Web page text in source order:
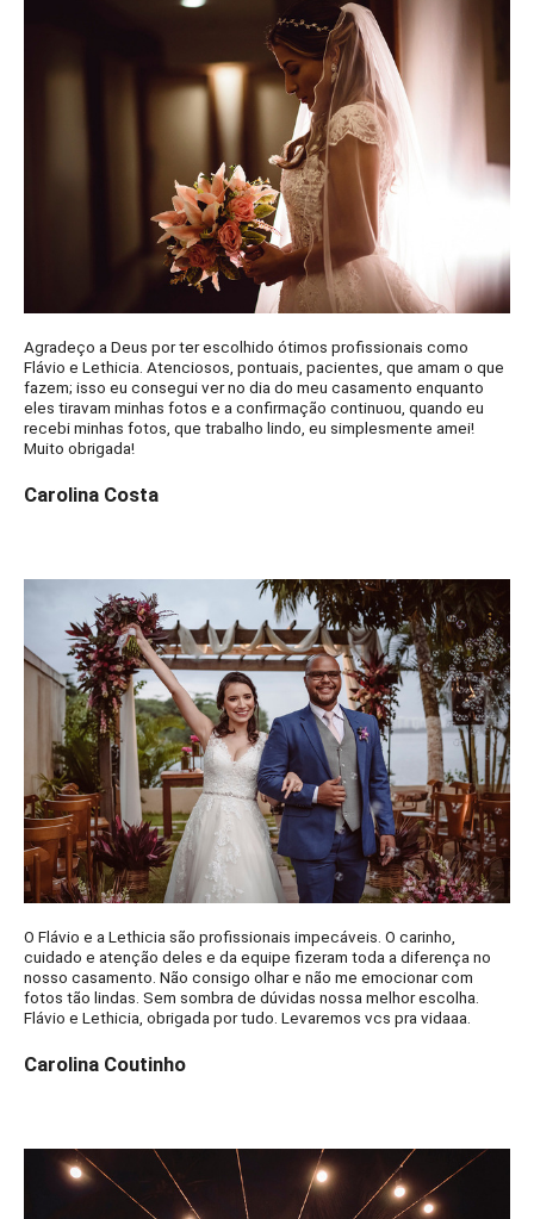
Agradeço a Deus por ter escolhido ótimos profissionais como
Flávio e Lethicia. Atenciosos, pontuais, pacientes, que amam o que
fazem; isso eu consegui ver no dia do meu casamento enquanto
eles tiravam minhas fotos e a confirmação continuou, quando eu
recebi minhas fotos, que trabalho lindo, eu simplesmente amei!
Muito obrigada!
Carolina Costa
O Flávio e a Lethicia são profissionais impecáveis. O carinho,
cuidado e atenção deles e da equipe fizeram toda a diferença no
nosso casamento. Não consigo olhar e não me emocionar com
fotos tão lindas. Sem sombra de dúvidas nossa melhor escolha.
Flávio e Lethicia, obrigada por tudo. Levaremos vcs pra vidaaa.
Carolina Coutinho